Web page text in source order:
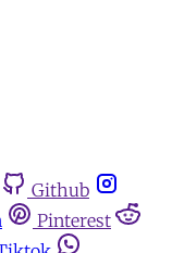
Github
Pinterest